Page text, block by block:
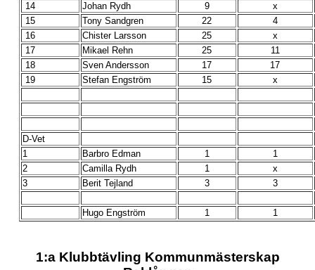
14
Johan Rydh 9
x
15
Tony Sandgren 22
4
16
Chister Larsson 25
x
17
Mikael Rehn 25
11
18
Sven Andersson 17
17
19
Stefan Engström 15 x
D-Vet
1
Barbro Edman 1
1
2
Camilla Rydh 1
x
3
Berit Tejland 3 3
Hugo Engström 1 1
1:a Klubbtävling Kommunmästerskap